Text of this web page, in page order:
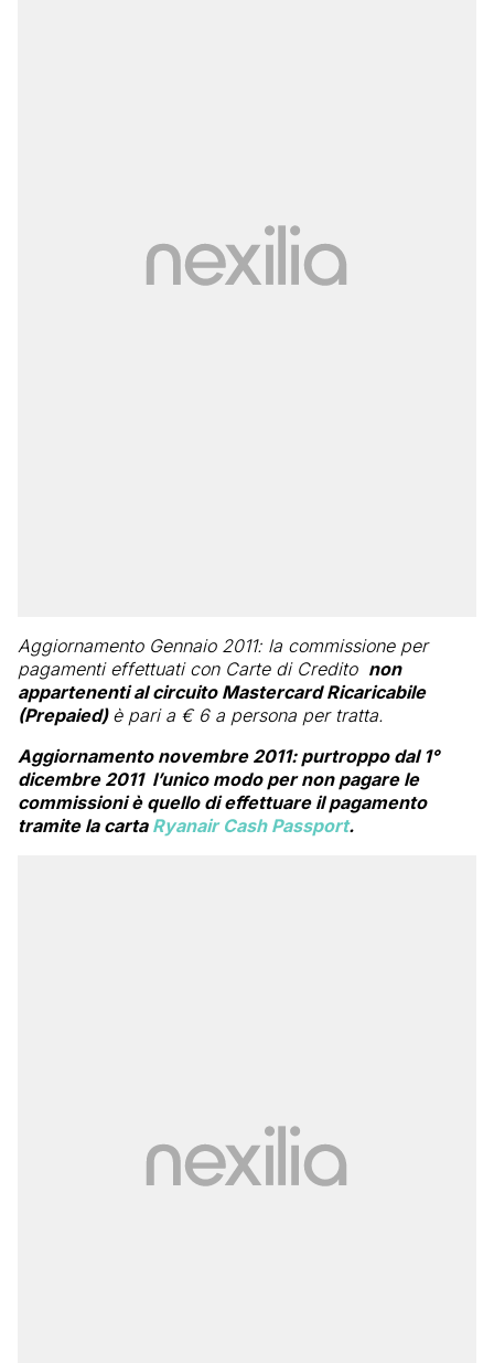
Aggiornamento Gennaio 2011: la commissione per
pagamenti effettuati con Carte di Credito non
appartenenti al circuito Mastercard Ricaricabile
(Prepaied) è pari a € 6 a persona per tratta.
Aggiornamento novembre 2011: purtroppo dal 1°
dicembre 2011 l’unico modo per non pagare le
commissioni è quello di effettuare il pagamento
tramite la carta Ryanair Cash Passport.